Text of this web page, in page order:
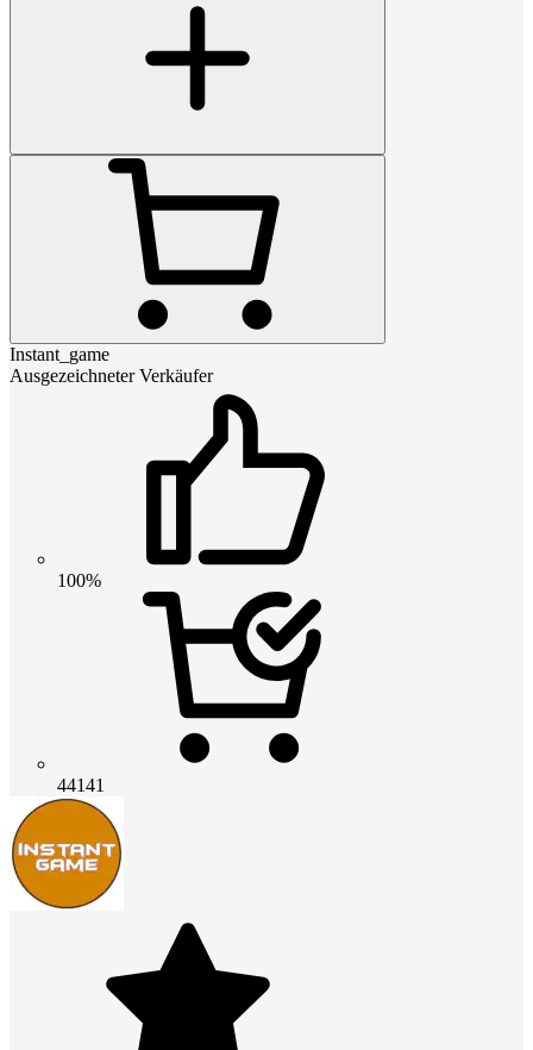
Instant_game
Ausgezeichneter Verkäufer
100%
44141